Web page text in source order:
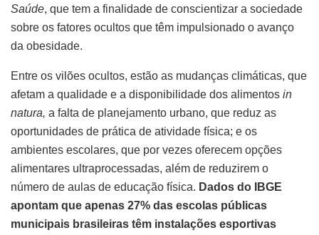
Saúde, que tem a finalidade de conscientizar a sociedade
sobre os fatores ocultos que têm impulsionado o avanço
da obesidade.
Entre os vilões ocultos, estão as mudanças climáticas, que
afetam a qualidade e a disponibilidade dos alimentos in
natura, a falta de planejamento urbano, que reduz as
oportunidades de prática de atividade física; e os
ambientes escolares, que por vezes oferecem opções
alimentares ultraprocessadas, além de reduzirem o
número de aulas de educação física. Dados do IBGE
apontam que apenas 27% das escolas públicas
municipais brasileiras têm instalações esportivas